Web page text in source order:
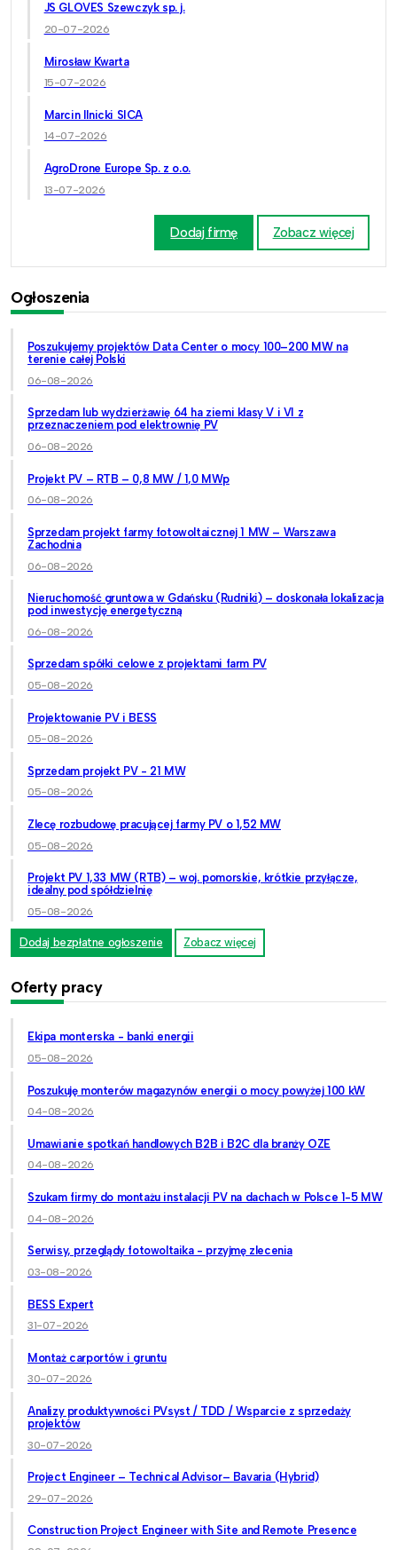
JS GLOVES Szewczyk sp. j.
20-07-2026
Mirosław Kwarta
15-07-2026
Marcin Ilnicki SICA
14-07-2026
AgroDrone Europe Sp. z o.o.
13-07-2026
Dodaj firmę Zobacz więcej
Ogłoszenia
Poszukujemy projektów Data Center o mocy 100–200 MW na
terenie całej Polski
06-08-2026
Sprzedam lub wydzierżawię 64 ha ziemi klasy V i VI z
przeznaczeniem pod elektrownię PV
06-08-2026
Projekt PV – RTB – 0,8 MW / 1,0 MWp
06-08-2026
Sprzedam projekt farmy fotowoltaicznej 1 MW – Warszawa
Zachodnia
06-08-2026
Nieruchomość gruntowa w Gdańsku (Rudniki) – doskonała lokalizacja
pod inwestycję energetyczną
06-08-2026
Sprzedam spółki celowe z projektami farm PV
05-08-2026
Projektowanie PV i BESS
05-08-2026
Sprzedam projekt PV - 21 MW
05-08-2026
Zlecę rozbudowę pracującej farmy PV o 1,52 MW
05-08-2026
Projekt PV 1,33 MW (RTB) – woj. pomorskie, krótkie przyłącze,
idealny pod spółdzielnię
05-08-2026
Dodaj bezpłatne ogłoszenie Zobacz więcej
Oferty pracy
Ekipa monterska - banki energii
05-08-2026
Poszukuję monterów magazynów energii o mocy powyżej 100 kW
04-08-2026
Umawianie spotkań handlowych B2B i B2C dla branży OZE
04-08-2026
Szukam firmy do montażu instalacji PV na dachach w Polsce 1-5 MW
04-08-2026
Serwisy, przeglądy fotowoltaika - przyjmę zlecenia
03-08-2026
BESS Expert
31-07-2026
Montaż carportów i gruntu
30-07-2026
Analizy produktywności PVsyst / TDD / Wsparcie z sprzedaży
projektów
30-07-2026
Project Engineer – Technical Advisor– Bavaria (Hybrid)
29-07-2026
Construction Project Engineer with Site and Remote Presence